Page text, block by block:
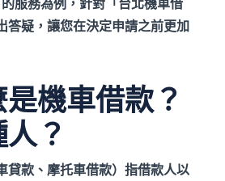
的服務為例，針對「台北機車借
答疑，讓您在決定申請之前更加
機車借款？
？
貸款、摩托車借款）指借款人以